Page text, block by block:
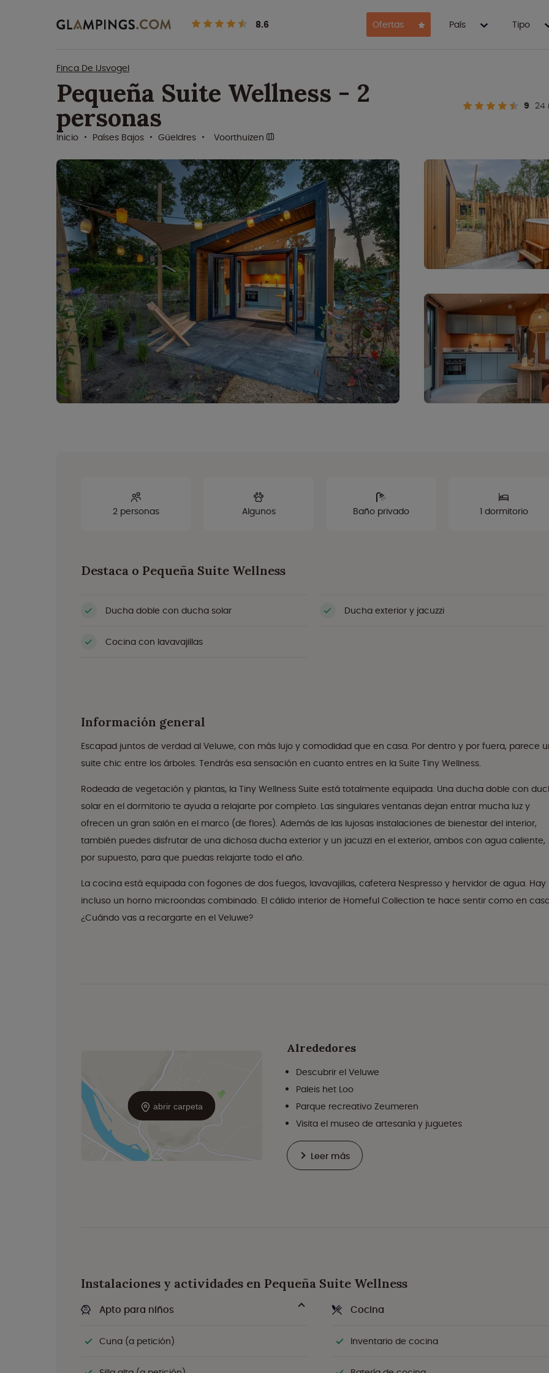
8.6 Ofertas País Tipo
Finca De IJsvogel
Pequeña Suite Wellness - 2
personas 9 24
Inicio Países Bajos Güeldres Voorthuizen
2 personas Algunos Baño privado 1 dormitorio
Destaca o Pequeña Suite Wellness
Ducha doble con ducha solar Ducha exterior y jacuzzi
Cocina con lavavajillas
Información general
Escapad juntos de verdad al Veluwe, con más lujo y comodidad que en casa. Por dentro y por fuera, parece
suite chic entre los árboles. Tendrás esa sensación en cuanto entres en la Suite Tiny Wellness.
Rodeada de vegetación y plantas, la Tiny Wellness Suite está totalmente equipada. Una ducha doble con
solar en el dormitorio te ayuda a relajarte por completo. Las singulares ventanas dejan entrar mucha luz y
ofrecen un gran salón en el marco (de flores). Además de las lujosas instalaciones de bienestar del interior,
también puedes disfrutar de una dichosa ducha exterior y un jacuzzi en el exterior, ambos con agua caliente,
por supuesto, para que puedas relajarte todo el año.
La cocina está equipada con fogones de dos fuegos, lavavajillas, cafetera Nespresso y hervidor de agua. Hay
incluso un horno microondas combinado. El cálido interior de Homeful Collection te hace sentir como en
¿Cuándo vas a recargarte en el Veluwe?
abrir carpeta
Alrededores
Descubrir el Veluwe
Paleis het Loo
Parque recreativo Zeumeren
Visita el museo de artesanía y juguetes
Leer más
Instalaciones y actividades en Pequeña Suite Wellness
Apto para niños
Cuna (a petición)
Cocina
Inventario de cocina